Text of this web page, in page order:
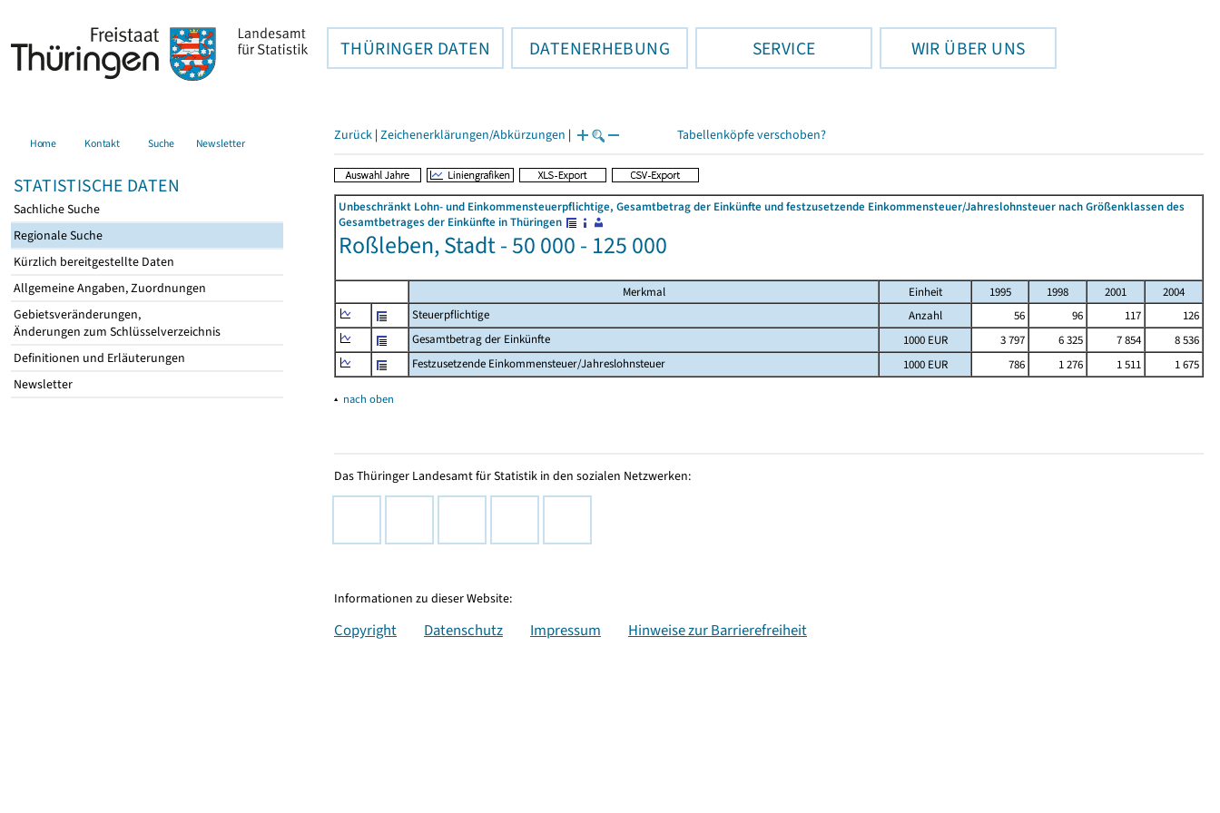
THÜRINGER DATEN DATENERHEBUNG SERVICE WIR ÜBER UNS
Home Kontakt Suche Newsletter
STATISTISCHE DATEN
Sachliche Suche
Regionale Suche
Kürzlich bereitgestellte Daten
Allgemeine Angaben, Zuordnungen
Gebietsveränderungen,
Änderungen zum Schlüsselverzeichnis
Definitionen und Erläuterungen
Newsletter
Zurück | Zeichenerklärungen/Abkürzungen | Tabellenköpfe verschoben?
Unbeschränkt Lohn- und Einkommensteuerpflichtige, Gesamtbetrag der Einkünfte und festzusetzende Einkommensteuer/Jahreslohnsteuer nach Größenklassen des
Gesamtbetrages der Einkünfte in Thüringen
Roßleben, Stadt - 50 000 - 125 000
Merkmal Einheit 1995 1998 2001
2004
Steuerpflichtige
Anzahl 56 96 117
126
Gesamtbetrag der Einkünfte
1000 EUR 3 797 6 325 7 854
8 536
Festzusetzende Einkommensteuer/Jahreslohnsteuer
1000 EUR 786 1 276 1 511 1 675
▴ nach oben
Das Thüringer Landesamt für Statistik in den sozialen Netzwerken:
Informationen zu dieser Website:
Copyright Datenschutz Impressum Hinweise zur Barrierefreiheit